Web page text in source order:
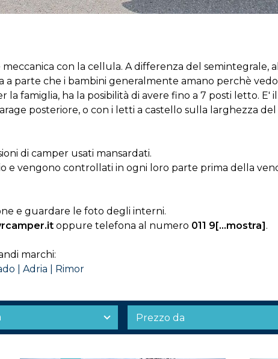
con la cellula. A differenza del semintegrale,
a parte che i bambini generalmente amano perchè
famiglia, ha la posibilità di avere fino a 7 posti letto. E'
posteriore, o con i letti a castello sulla larghezza
di camper usati mansardati.
e vengono controllati in ogni loro parte prima della
e guardare le foto degli interni.
oppure telefona al numero 011 9[...mostra].
marchi:
Adria Rimor